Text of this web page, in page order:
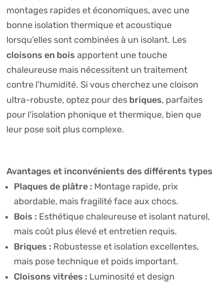
montages rapides et économiques, avec une
bonne isolation thermique et acoustique
lorsqu’elles sont combinées à un isolant. Les
cloisons en bois apportent une touche
chaleureuse mais nécessitent un traitement
contre l’humidité. Si vous cherchez une cloison
ultra-robuste, optez pour des briques, parfaites
pour l’isolation phonique et thermique, bien que
leur pose soit plus complexe.
Avantages et inconvénients des différents types
Plaques de plâtre : Montage rapide, prix
abordable, mais fragilité face aux chocs.
Bois : Esthétique chaleureuse et isolant naturel,
mais coût plus élevé et entretien requis.
Briques : Robustesse et isolation excellentes,
mais pose technique et poids important.
Cloisons vitrées : Luminosité et design